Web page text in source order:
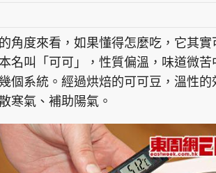
動 玄學靈異
東勝運程
緣來有理 麥玲
角度來看，如果懂得怎麼吃，它其實
名叫「可可」，性質偏溫，味道微苦
個系統。經過烘焙的可可豆，溫性的
寒氣、補助陽氣。